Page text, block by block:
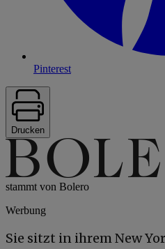
Pinterest
Drucken
stammt von Bolero
Werbung
Sie sitzt in ihrem New